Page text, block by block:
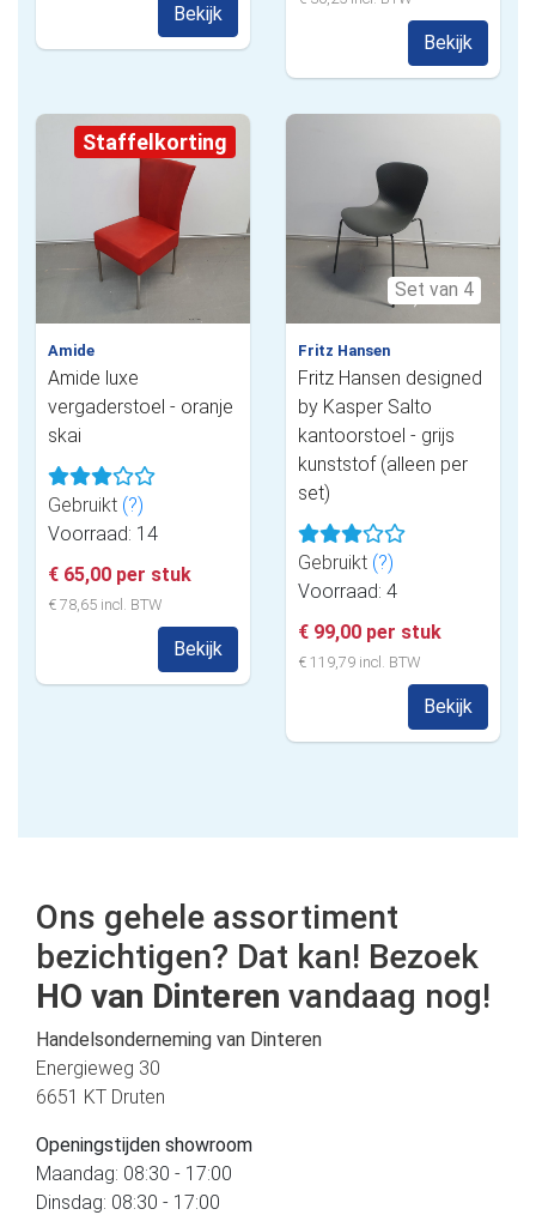
Bekijk
Bekijk
Staffelkorting
Amide
Amide luxe
vergaderstoel - oranje
skai
Gebruikt (?)
Voorraad: 14
€ 65,00 per stuk
€ 78,65 incl. BTW
Bekijk
Set van 4
Fritz Hansen
Fritz Hansen designed
by Kasper Salto
kantoorstoel - grijs
kunststof (alleen per
set)
Gebruikt (?)
Voorraad: 4
€ 99,00 per stuk
€ 119,79 incl. BTW
Bekijk
Ons gehele assortiment
bezichtigen? Dat kan! Bezoek
HO van Dinteren vandaag nog!
Handelsonderneming van Dinteren
Energieweg 30
6651 KT Druten
Openingstijden showroom
Maandag: 08:30 - 17:00
Dinsdag: 08:30 - 17:00